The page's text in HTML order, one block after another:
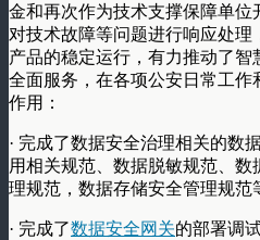
金和再次作为技术支撑保障单位
对技术故障等问题进行响应处理
产品的稳定运行，有力推动了
全面服务，在各项公安日常工
作用：
· 完成了数据安全治理相关的数
用相关规范、数据脱敏规范、
理规范，数据存储安全管理规范
· 完成了数据安全网关的部署调